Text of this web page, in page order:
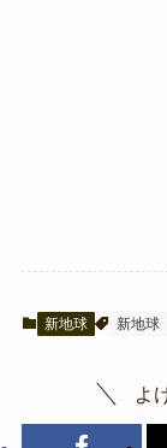
新地球 新地球
よ